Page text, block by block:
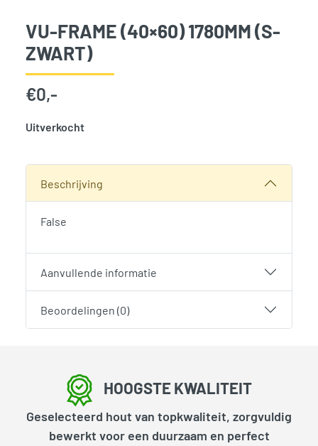
VU-FRAME (40×60) 1780MM (S-
ZWART)
€0,-
Uitverkocht
Beschrijving
False
Aanvullende informatie
Beoordelingen (0)
HOOGSTE KWALITEIT
Geselecteerd hout van topkwaliteit, zorgvuldig
bewerkt voor een duurzaam en perfect